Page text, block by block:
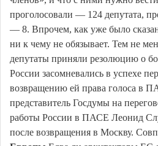
проголосовали — 124 депутата,
— 8. Впрочем, как уже было
ни к чему не обязывает. Тем не
депутаты приняли резолюцию о
России засомневались в успехе
возвращению ей права голоса в
представитель Госдумы на
работы России в ПАСЕ Леонид
после возвращения в Москву.